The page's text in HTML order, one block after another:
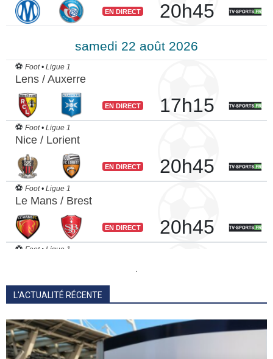
.
L'ACTUALITÉ RÉCENTE